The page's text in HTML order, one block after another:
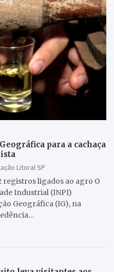
para a cachaça
Litoral SP
registros ligados ao agro O
Industrial (INPI)
Geográfica (IG), na